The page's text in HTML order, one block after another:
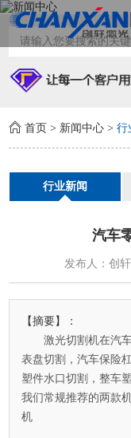
首页 > 新闻中心 >行
行业新闻
汽车
发布人：创
【摘要】：
激光切割机在汽
表盘切割，汽车保险
塑件水口切割，整车
我们常规推荐的两款
机